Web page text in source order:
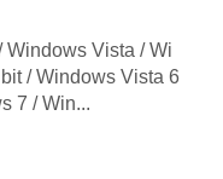
Windows Vista / Wi
/ Windows Vista 6
7 / Win...